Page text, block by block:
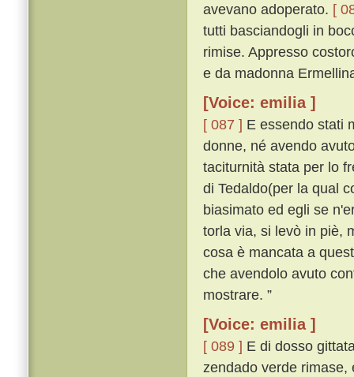
avevano adoperato. [
tutti basciandogli in
rimise. Appresso
e da madonna
[Voice: emilia ]
[ 087 ] E essendo stati
donne, né avendo
taciturnità stata per lo
di Tedaldo(per la qual
biasimato ed egli se
torla via, si levò in piè,
cosa è mancata a
che avendolo avuto
mostrare. ”
[Voice: emilia ]
[ 089 ] E di dosso
zendado verde